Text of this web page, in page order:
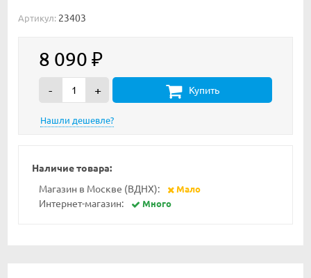
Артикул: 23403
8 090 ₽
- + Купить
Наличие товара:
Магазин в Москве (ВДНХ):
Мало
Интернет-магазин: Много